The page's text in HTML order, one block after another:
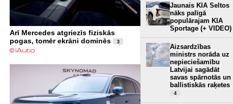
Arī Mercedes atgriezīs fiziskās
pogas, tomēr ekrāni dominēs
3
Jaunais KIA Seltos
nāks palīgā
populārajam KIA
Sportage (+ VIDEO)
Aizsardzības
ministrs norāda uz
nepieciešamību
Latvijai sagādāt
savas spārnotās un
ballistiskās raķetes
4